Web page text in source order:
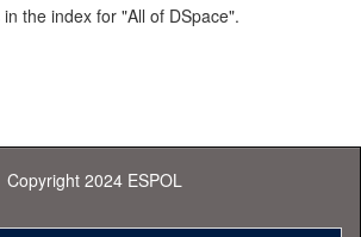
the index for "All of DSpace".
Copyright 2024 ESPOL